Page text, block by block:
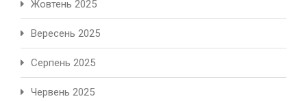
Жовтень 2025
Вересень 2025
Серпень 2025
Червень 2025